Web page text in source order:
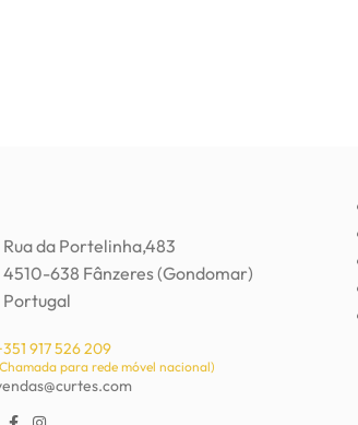
Rua da Portelinha,483
4510-638 Fânzeres (Gondomar)
Portugal
917 526 209
para rede móvel nacional)